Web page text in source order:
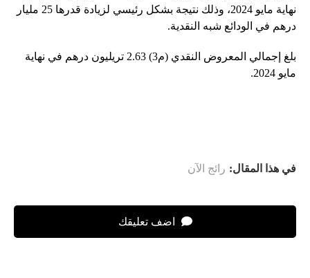
نهاية مايو 2024، وذلك نتيجة بشكل رئيسي لزيادة قدرها 25 مليار
درهم في الودائع شبه النقدية.
بلغ إجمالي المعروض النقدي (م3) 2.63 تريليون درهم في نهاية
مايو 2024.
في هذا المقال: رائج الآن
اضف تعليقك